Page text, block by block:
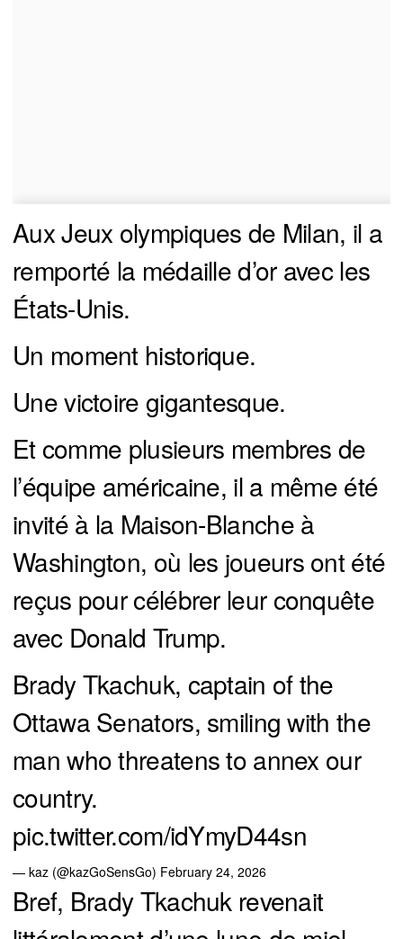
Aux Jeux olympiques de Milan, il a
remporté la médaille d’or avec les
États-Unis.
Un moment historique.
Une victoire gigantesque.
Et comme plusieurs membres de
l’équipe américaine, il a même été
invité à la Maison-Blanche à
Washington, où les joueurs ont été
reçus pour célébrer leur conquête
avec Donald Trump.
Brady Tkachuk, captain of the
Ottawa Senators, smiling with the
man who threatens to annex our
country.
pic.twitter.com/idYmyD44sn
— kaz (@kazGoSensGo) February 24, 2026
Bref, Brady Tkachuk revenait